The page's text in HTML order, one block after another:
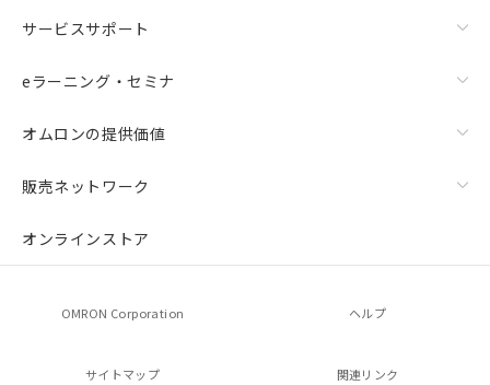
サービスサポート
eラーニング・セミナ
オムロンの提供価値
販売ネットワーク
オンラインストア
OMRON Corporation ヘルプ
サイトマップ 関連リンク